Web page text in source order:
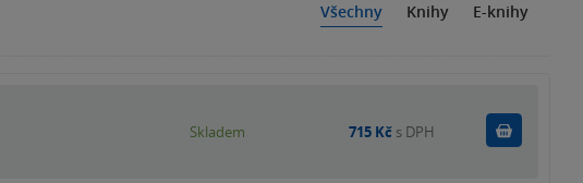
Všechny Knihy E-knihy
Skladem 715 Kč s DPH